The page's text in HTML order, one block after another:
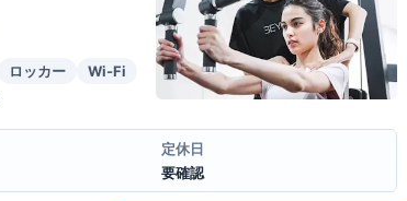
ロッカー
Wi-Fi
定休日
要確認